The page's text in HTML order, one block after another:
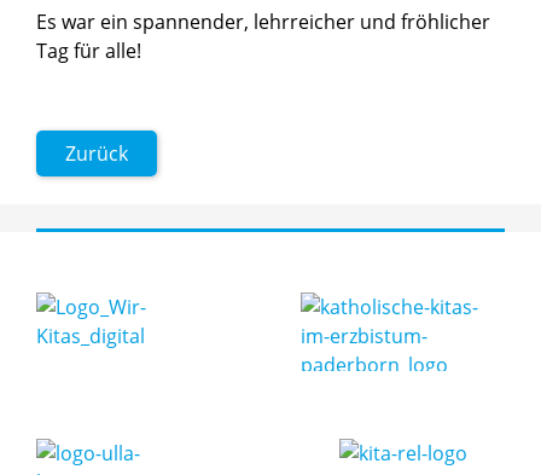
Ein Besuch beim Kariestunnel
Es war ein spannender, lehrreicher und fröhlicher
Tag für alle!
Zurück